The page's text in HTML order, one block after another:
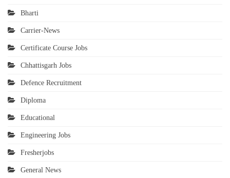
Bharti
Carrier-News
Certificate Course Jobs
Chhattisgarh Jobs
Defence Recruitment
Diploma
Educational
Engineering Jobs
Fresherjobs
General News